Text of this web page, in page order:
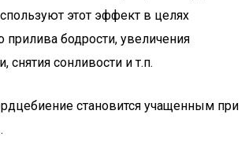
этот эффект в целях
прилива бодрости, увеличения
снятия сонливости и т.п.
становится учащенным при
.